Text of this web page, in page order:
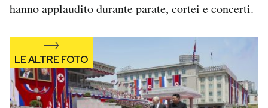
hanno applaudito durante parate, cortei e concerti.